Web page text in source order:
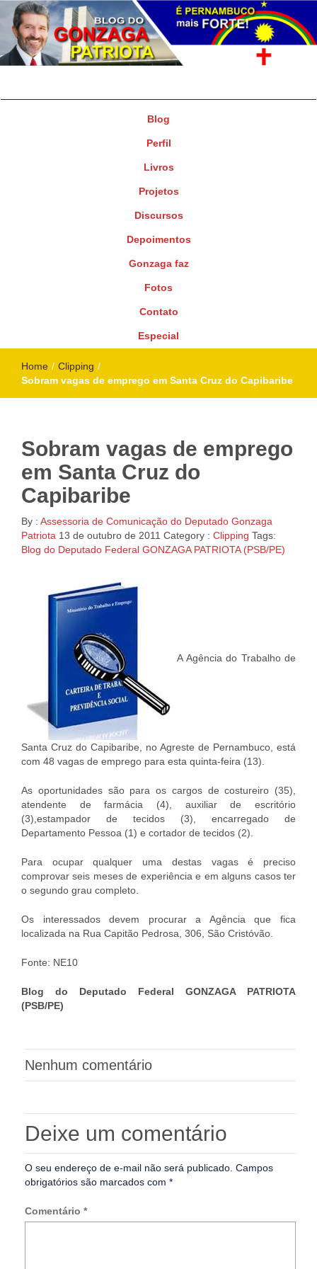
Blog
Perfil
Livros
Projetos
Discursos
Depoimentos
Gonzaga faz
Fotos
Contato
Especial
Home / Clipping /
Sobram vagas de emprego em Santa Cruz do Capibaribe
Sobram vagas de emprego
em Santa Cruz do
Capibaribe
By : Assessoria de Comunicação do Deputado Gonzaga
Patriota 13 de outubro de 2011 Category : Clipping Tags:
Blog do Deputado Federal GONZAGA PATRIOTA (PSB/PE)
A Agência do Trabalho de
Santa Cruz do Capibaribe, no Agreste de Pernambuco, está
com 48 vagas de emprego para esta quinta-feira (13).
As oportunidades são para os cargos de costureiro (35),
atendente de farmácia (4), auxiliar de escritório
(3),estampador de tecidos (3), encarregado de
Departamento Pessoa (1) e cortador de tecidos (2).
Para ocupar qualquer uma destas vagas é preciso
comprovar seis meses de experiência e em alguns casos ter
o segundo grau completo.
Os interessados devem procurar a Agência que fica
localizada na Rua Capitão Pedrosa, 306, São Cristóvão.
Fonte: NE10
Blog do Deputado Federal GONZAGA PATRIOTA
(PSB/PE)
Nenhum comentário
Deixe um comentário
O seu endereço de e-mail não será publicado. Campos
obrigatórios são marcados com *
Comentário *